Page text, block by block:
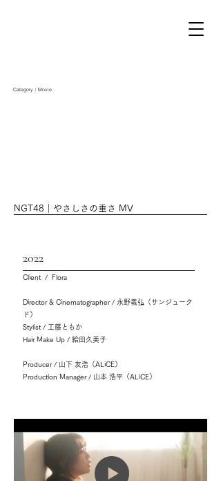
Category：Movie
NGT48｜やさしさの重さ MV
2022
Client / Flora
Director & Cinematographer / 永野義弘（サンジューク
ド）
Stylist / 工藤ともか
Hair Make Up / 給田久美子
Producer / 山下 友浩（ALiCE）
Production Manager / 山本 浩平（ALiCE）